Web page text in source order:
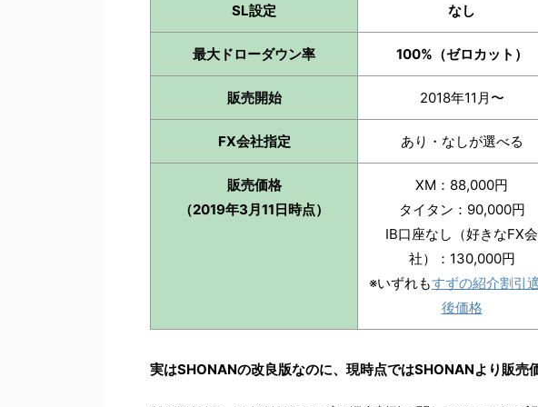
SL設定 なし
最大ドローダウン率 100%（ゼロカット）
販売開始 2018年11月〜
FX会社指定 あり・なしが選べる
販売価格
（2019年3月11日時点）
XM：88,000円
タイタン：90,000円
IB口座なし（好きなFX会
社）：130,000円
※いずれもすずの紹介割引
後価格
実はSHONANの改良版なのに、現時点ではSHONANより販売